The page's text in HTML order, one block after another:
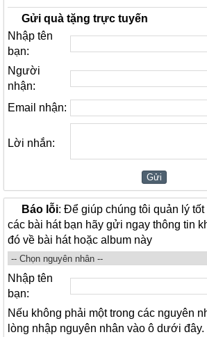
Gửi quà tặng trực tuyến
Nhập tên
bạn:
Người
nhận:
Email nhận:
Lời nhắn:
Báo lỗi: Để giúp chúng tôi quản lý
các bài hát bạn hãy gửi ngay thông tin
đó về bài hát hoặc album này
Nhập tên
bạn:
Nếu không phải một trong các nguyên
lòng nhập nguyên nhân vào ô dưới đây.